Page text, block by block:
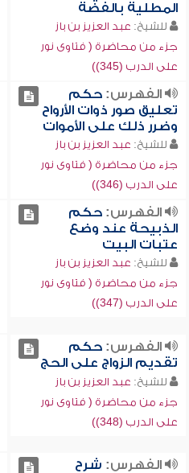
المطلية بالفضة
للشيخ: عبد العزيز بن باز
جزء من محاضرة ( فتاوى نور
على الدرب (345))
الفهرس:حكم
تعليق صور ذوات الأرواح
وضرر ذلك على الأموات
للشيخ: عبد العزيز بن باز
جزء من محاضرة ( فتاوى نور
على الدرب (346))
الفهرس:حكم
الذبيحة عند وضع
عتبات البيت
للشيخ: عبد العزيز بن باز
جزء من محاضرة ( فتاوى نور
على الدرب (347))
الفهرس:حكم
تقديم الزواج على الحج
للشيخ: عبد العزيز بن باز
جزء من محاضرة ( فتاوى نور
على الدرب (348))
الفهرس: شرح